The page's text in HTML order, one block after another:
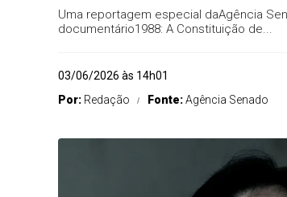
Uma reportagem especial daAgência
documentário1988: A Constituição de...
03/06/2026 às 14h01
Por: Redação Fonte:Agência Senado